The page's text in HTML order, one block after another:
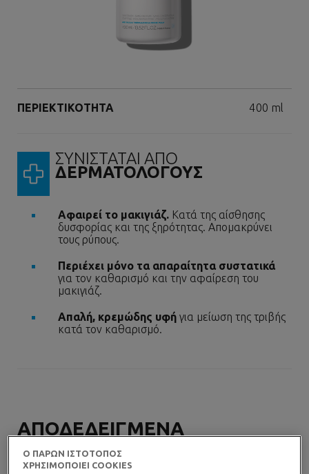
ΠΕΡΙΕΚΤΙΚΟΤΗΤΑ Volume
400 ml
ΣΥΝΙΣΤΑΤΑΙ ΑΠΟ
ΔΕΡΜΑΤΟΛΟΓΟΥΣ
Αφαιρεί το μακιγιάζ. Κατά της αίσθησης
δυσφορίας και της ξηρότητας. Απομακρύνει
τους ρύπους.
Περιέχει μόνο τα απαραίτητα συστατικά
για τον καθαρισμό και την αφαίρεση του
μακιγιάζ.
Απαλή, κρεμώδης υφή για μείωση της τριβής
κατά τον καθαρισμό.
ΑΠΟΔΕΔΕΙΓΜΕΝΑ
Ο ΠΑΡΩΝ ΙΣΤΟΤΟΠΟΣ
ΧΡΗΣΙΜΟΠΟΙΕΙ COOKIES